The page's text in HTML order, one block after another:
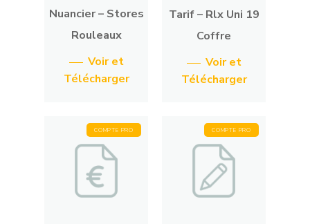
Nuancier – Stores
Rouleaux
Voir et
Télécharger
Tarif – Rlx Uni 19
Coffre
Voir et
Télécharger
COMPTE PRO COMPTE PRO